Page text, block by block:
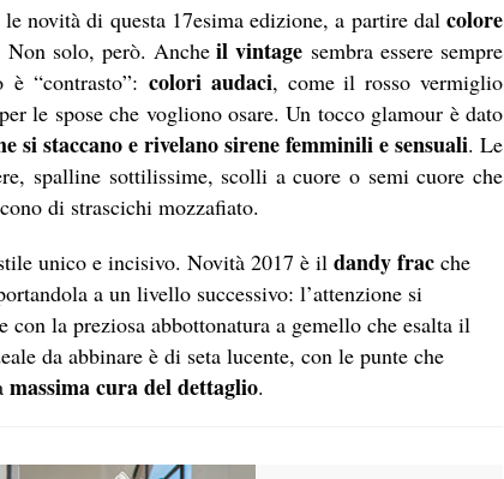
novità di questa 17esima edizione, a partire dal colore
Non solo, però. Ancheil vintage sembra essere sempre
“contrasto”: colori audaci, come il rosso vermiglio
le spose che vogliono osare. Un tocco glamour è dato
si staccano e rivelano sirene femminili e sensuali. Le
spalline sottilissime, scolli a cuore o semi cuore che
di strascichi mozzafiato.
unico e incisivo. Novità 2017 è il dandy frac che
a un livello successivo: l’attenzione si
la preziosa abbottonatura a gemello che esalta il
da abbinare è di seta lucente, con le punte che
massima cura del dettaglio.